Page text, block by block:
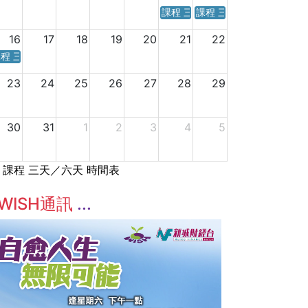
課程 三天／六天 時間表
課程 三天／六天 時間表
16 17 18 19 20 21 22
三天／六天 時間表
23 24 25 26 27 28 29
30 31 1 2 3 4 5
課程 三天／六天 時間表
通訊